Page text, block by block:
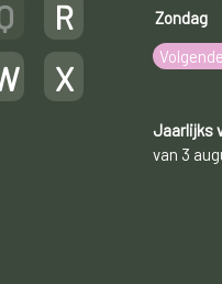
R
X
Zondag
Jaarlijks
van 3